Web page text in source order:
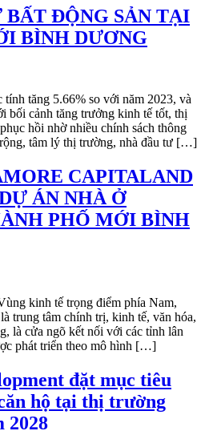
ĐỘNG SẢN TẠI
BÌNH DƯƠNG
tăng 5.66% so với năm 2023, và
bối cảnh tăng trưởng kinh tế tốt, thị
hồi nhờ nhiều chính sách thông
tâm lý thị trường, nhà đầu tư […]
CAPITALAND
ÁN NHÀ Ở
PHỐ MỚI BÌNH
kinh tế trọng điểm phía Nam,
trung tâm chính trị, kinh tế, văn hóa,
là cửa ngõ kết nối với các tỉnh lân
phát triển theo mô hình […]
đặt mục tiêu
hộ tại thị trường
2028